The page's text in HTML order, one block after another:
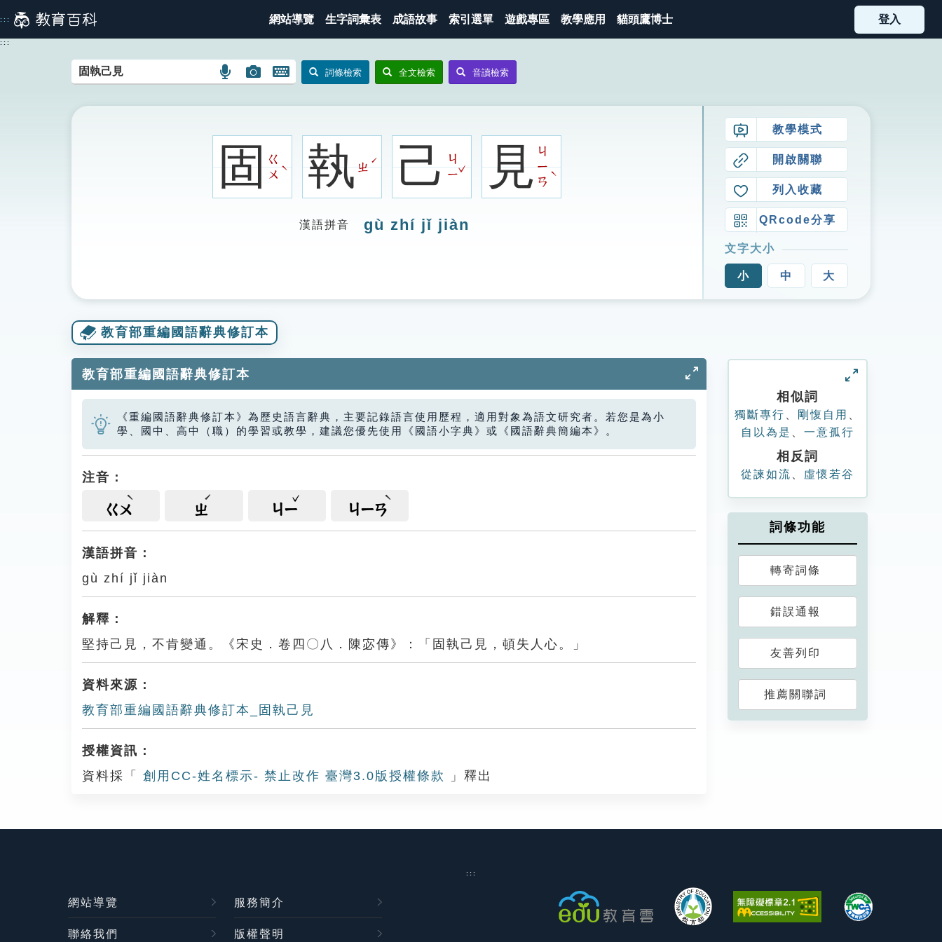
到
主
::: 網站導覽 生字詞彙表 成語故事 索引選單 遊戲專區 教學應用 貓頭鷹博士 登入
:::
語
搜
圖
示
圖
搜
圖
示
開
鍵
圖
詞條檢索 全文檢索 音讀檢索
固ㄍ
ㄨ
ˋ 執ㄓ
ˊ 己ㄐ
ㄧ
ˇ 見ㄐ
ㄧ
ㄢ
ˋ
漢語拼音 gù zhí jǐ jiàn
教學模式
開啟關聯
列入收藏
QRcode分享
文字大小
小 中 大
教育部重編國語辭典修訂本
教育部重編國語辭典修訂本
《重編國語辭典修訂本》為歷史語言辭典，主要記錄語言使用歷程，適用對象為語文研究者。若您是為小
學、國中、高中（職）的學習或教學，建議您優先使用《國語小字典》或《國語辭典簡編本》。
注音：
ㄍㄨ ㄓ ㄐㄧ ㄐㄧㄢ
漢語拼音：
gù zhí jǐ jiàn
解釋：
堅持己見，不肯變通。《宋史．卷四〇八．陳宓傳》：「固執己見，頓失人心。」
資料來源：
教育部重編國語辭典修訂本_固執己見
授權資訊：
資料採「
創用CC-姓名標示- 禁止改作 臺灣3.0版授權條款 」釋出
相似詞
獨斷專行 剛愎自用
自以為是
一意孤行
相反詞
從諫如流 虛懷若谷
詞條功能
轉寄詞條
錯誤通報
友善列印
推薦關聯詞
:::
網站導覽 服務簡介
聯絡我們 版權聲明